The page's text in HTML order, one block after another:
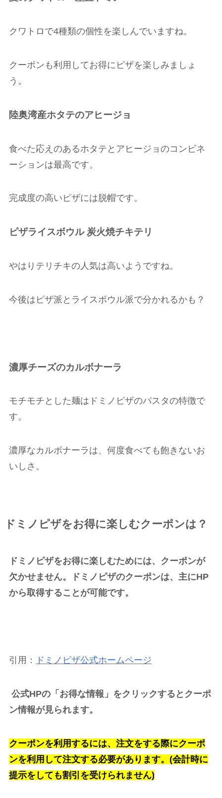
クワトロで4種類の個性を楽しんでいますね。
クーポンも利用してお得にピザを楽しみましょ
う。
陸奥湾産ホタテのアヒージョ
食べた応えのあるホタテとアヒージョのコンビネ
ーションは最高です。
完成度の高いピザには脱帽です。
ピザライスボウル 炭火焼チキテリ
やはりテリチキの人気は高いようですね。
今後はピザ派とライスボウル派で分かれるかも？
濃厚チーズのカルボナーラ
モチモチとした麺はドミノピザのパスタの特徴で
す。
濃厚なカルボナーラは、何度食べても飽きないお
いしさ。
ドミノピザをお得に楽しむクーポンは？
ドミノピザをお得に楽しむためには、クーポンが
欠かせません。ドミノピザのクーポンは、主にHP
から取得することが可能です。
引用： ドミノピザ公式ホームページ
公式HPの「お得な情報」をクリックするとクーポ
ン情報が見られます。
クーポンを利用するには、注文をする際にクーポ
ンを利用して注文する必要があります。(会計時に
提示をしても割引を受けられません)